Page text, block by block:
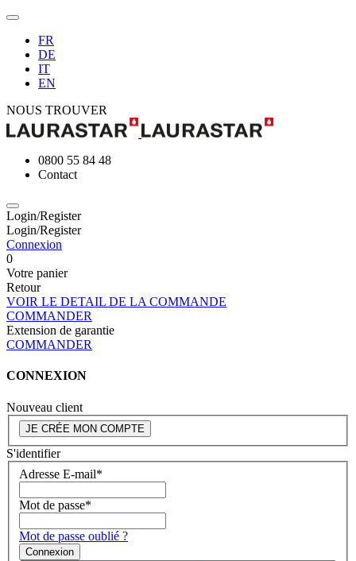
FR
DE
IT
EN
NOUS TROUVER
0800 55 84 48
Contact
Login/Register
Login/Register
Connexion
0
Votre panier
Retour
VOIR LE DETAIL DE LA COMMANDE
COMMANDER
Extension de garantie
COMMANDER
CONNEXION
Nouveau client
JE CRÉE MON COMPTE
S'identifier
Adresse E-mail*
Mot de passe*
Mot de passe oublié ?
Connexion